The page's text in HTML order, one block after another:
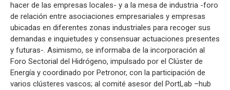
hacer de las empresas locales- y a la mesa de industria -foro
de relación entre asociaciones empresariales y empresas
ubicadas en diferentes zonas industriales para recoger sus
demandas e inquietudes y consensuar actuaciones presentes
y futuras-. Asimismo, se informaba de la incorporación al
Foro Sectorial del Hidrógeno, impulsado por el Clúster de
Energía y coordinado por Petronor, con la participación de
varios clústeres vascos; al comité asesor del PortLab –hub